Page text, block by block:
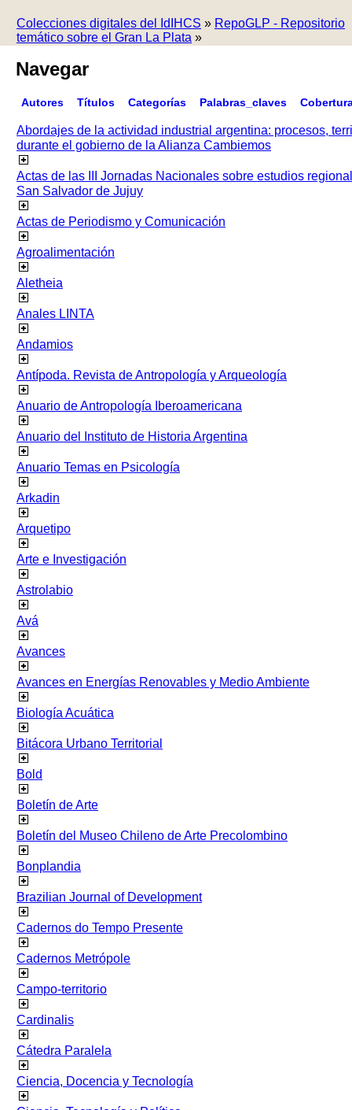
Colecciones digitales del IdIHCS » RepoGLP - Repositorio
temático sobre el Gran La Plata »
Navegar
Autores Títulos Categorías Palabras_claves
Abordajes de la actividad industrial argentina: procesos,
durante el gobierno de la Alianza Cambiemos
Actas de las III Jornadas Nacionales sobre estudios
San Salvador de Jujuy
Actas de Periodismo y Comunicación
Agroalimentación
Aletheia
Anales LINTA
Andamios
Antípoda. Revista de Antropología y Arqueología
Anuario de Antropología Iberoamericana
Anuario del Instituto de Historia Argentina
Anuario Temas en Psicología
Arkadin
Arquetipo
Arte e Investigación
Astrolabio
Avá
Avances
Avances en Energías Renovables y Medio Ambiente
Biología Acuática
Bitácora Urbano Territorial
Bold
Boletín de Arte
Boletín del Museo Chileno de Arte Precolombino
Bonplandia
Brazilian Journal of Development
Cadernos do Tempo Presente
Cadernos Metrópole
Campo-territorio
Cardinalis
Cátedra Paralela
Ciencia, Docencia y Tecnología